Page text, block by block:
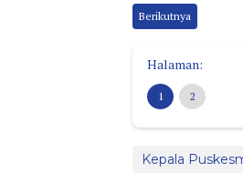
Berikutnya
Halaman:
1 2
Kepala